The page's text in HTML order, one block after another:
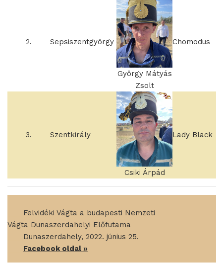
2. Sepsiszentgyörgy
György Mátyás
Zsolt
Chomodus
3. Szentkirály
Csiki Árpád
Lady Black
Felvidéki Vágta a budapesti Nemzeti
Vágta Dunaszerdahelyi Előfutama
Dunaszerdahely, 2022. június 25.
Facebook oldal »